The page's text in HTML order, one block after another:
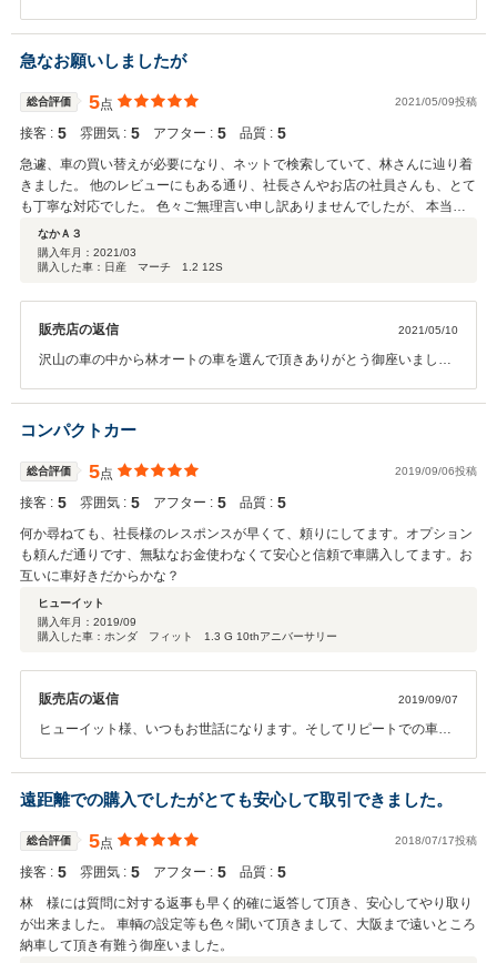
無事に帰られたようで良かったです。また、良い評価を頂き有難うご
ざいます。スタッフ一同、お客様に喜んで頂けるよう努力してまいり
ます。またの機会、宜しくお願い致します。
急なお願いしましたが
総合評価 5点 2021/05/09投稿
接客 : 5 雰囲気 : 5 アフター : 5 品質 : 5
急遽、車の買い替えが必要になり、ネットで検索していて、林さんに辿り着
きました。 他のレビューにもある通り、社長さんやお店の社員さんも、とて
も丁寧な対応でした。 色々ご無理言い申し訳ありませんでしたが、 本当に
お世話になり、ありがとうございました。
なかＡ３
購入年月： 2021/03
購入した車：日産 マーチ 1.2 12S
販売店の返信 2021/05/10
沢山の車の中から林オートの車を選んで頂きありがとう御座いまし
喜んで頂くのが一番です。出来るだけ、お客様のご要望には、お答え
するように心掛けております。スタッフ一同、さらに頑張ってまいり
コンパクトカー
総合評価 5点 2019/09/06投稿
接客 : 5 雰囲気 : 5 アフター : 5 品質 : 5
何か尋ねても、社長様のレスポンスが早くて、頼りにしてます。オプション
も頼んだ通りです、無駄なお金使わなくて安心と信頼で車購入してます。お
互いに車好きだからかな？
ヒューイット
購入年月： 2019/09
購入した車：ホンダ フィット 1.3 G 10thアニバーサリー
販売店の返信 2019/09/07
ヒューイット様、いつもお世話になります。そしてリピートでの車購
スタッフ一同、より一層に良い仕事が出来るように頑張ります。また
何か有りましたら、お気軽に御相談下さい。
遠距離での購入でしたがとても安心して取引できました。
総合評価 5点 2018/07/17投稿
接客 : 5 雰囲気 : 5 アフター : 5 品質 : 5
林 様には質問に対する返事も早く的確に返答して頂き、安心してやり取り
が出来ました。 車輌の設定等も色々聞いて頂きまして、大阪まで遠いところ
納車して頂き有難う御座いました。